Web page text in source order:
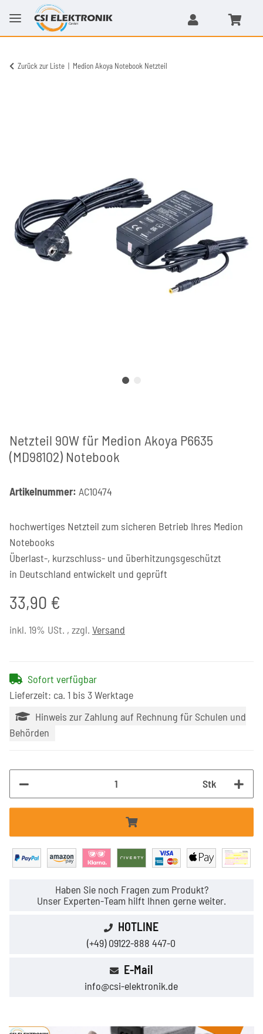
Zurück zur Liste Medion Akoya Notebook Netzteil
Netzteil 90W für Medion Akoya P6635
(MD98102) Notebook
Artikelnummer: AC10474
hochwertiges Netzteil zum sicheren Betrieb Ihres Medion
Notebooks
Überlast-, kurzschluss- und überhitzungsgeschützt
in Deutschland entwickelt und geprüft
33,90 €
inkl. 19% USt. , zzgl. Versand
Sofort verfügbar
Lieferzeit: ca. 1 bis 3 Werktage
Hinweis zur Zahlung auf Rechnung für Schulen und
Behörden
Stk
Haben Sie noch Fragen zum Produkt?
Unser Experten-Team hilft Ihnen gerne weiter.
HOTLINE
(+49) 09122-888 447-0
E-Mail
info@csi-elektronik.de